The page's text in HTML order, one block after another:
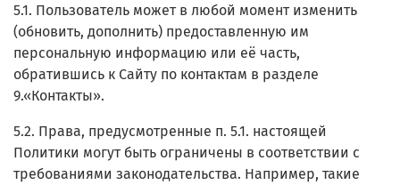
5.1. Пользователь может в любой момент изменить
(обновить, дополнить) предоставленную им
персональную информацию или её часть,
обратившись к Сайту по контактам в разделе
9.«Контакты».
5.2. Права, предусмотренные п. 5.1. настоящей
Политики могут быть ограничены в соответствии с
требованиями законодательства. Например, такие